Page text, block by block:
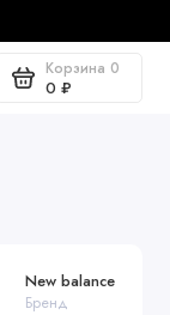
Корзина 0
0 ₽
New balance
Бренд